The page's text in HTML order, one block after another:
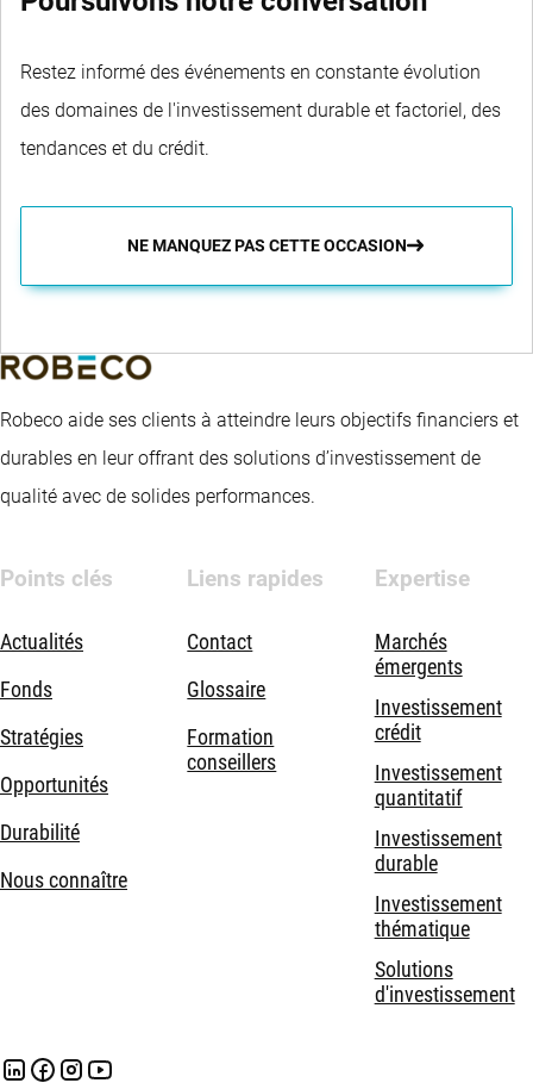
Restez informé des événements en constante évolution
des domaines de l'investissement durable et factoriel, des
tendances et du crédit.
NE MANQUEZ PAS CETTE OCCASION
Robeco aide ses clients à atteindre leurs objectifs financiers et
durables en leur offrant des solutions d’investissement de
qualité avec de solides performances.
Points clés
Actualités
Fonds
Stratégies
Opportunités
Durabilité
Nous connaître
Liens rapides
Contact
Glossaire
Formation
conseillers
Expertise
Marchés
émergents
Investissement
crédit
Investissement
quantitatif
Investissement
durable
Investissement
thématique
Solutions
d'investissement